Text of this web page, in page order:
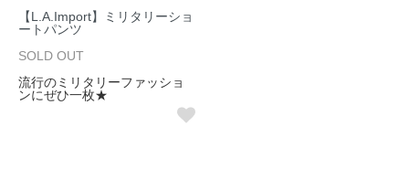
【L.A.Import】ミリタリーショ
ートパンツ
SOLD OUT
流行のミリタリーファッショ
ンにぜひ一枚★